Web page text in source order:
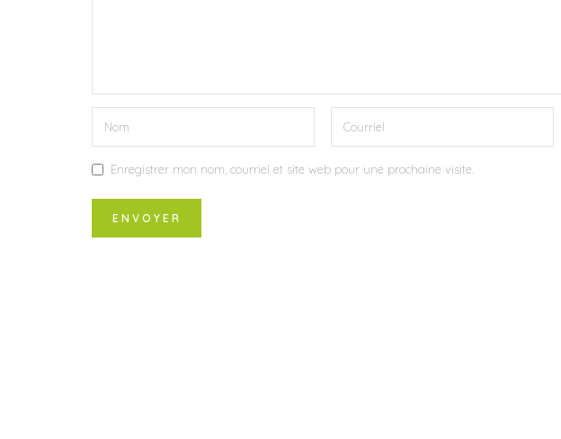
Enregistrer mon nom, courriel et site web pour une prochaine visite.